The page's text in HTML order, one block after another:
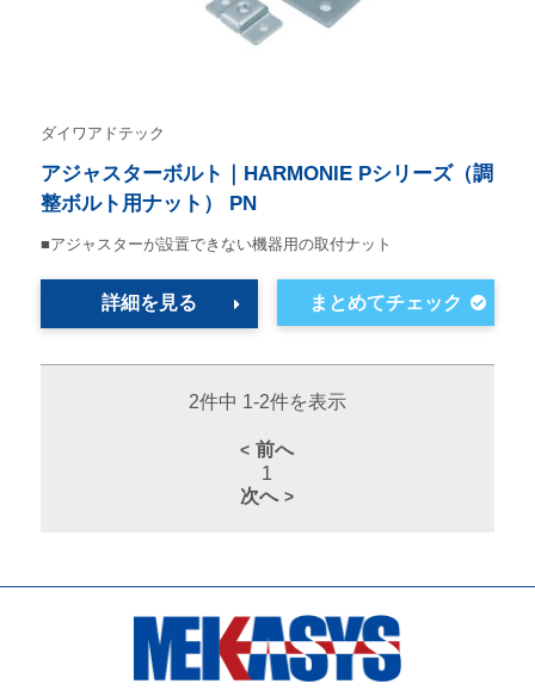
ダイワアドテック
アジャスターボルト｜HARMONIE Pシリーズ（調
整ボルト用ナット） PN
■アジャスターが設置できない機器用の取付ナット
詳細を見る
2件中 1-2件を表示
前へ
1
次へ